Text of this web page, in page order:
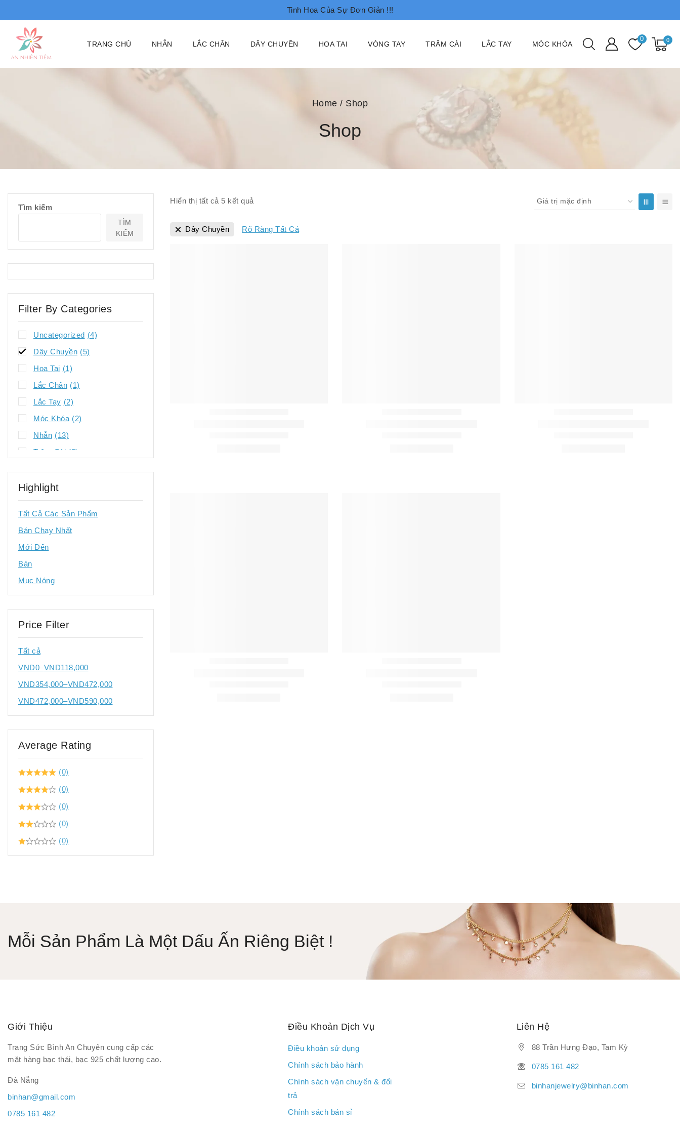
Tinh Hoa Của Sự Đơn Giản !!!
TRANG CHỦ NHẪN LẮC CHÂN DÂY CHUYỀN HOA TAI VÒNG TAY TRÂM CÀI LẮC TAY MÓC KHÓA
0 0
Home / Shop
Shop
Hiển thị tất cả 5 kết quả
Dây Chuyền Rõ Ràng Tất Cả
Tìm kiếm
TÌM
KIẾM
Filter By Categories
Uncategorized (4)
Dây Chuyền (5)
Hoa Tai (1)
Lắc Chân (1)
Lắc Tay (2)
Móc Khóa (2)
Nhẫn (13)
Trâm Cài (2)
Highlight
Tất Cả Các Sản Phẩm
Bán Chạy Nhất
Mới Đến
Bán
Mục Nóng
Price Filter
Tất cả
VND0–VND118,000
VND354,000–VND472,000
VND472,000–VND590,000
Average Rating
(0)
(0)
(0)
(0)
(0)
Mỗi Sản Phẩm Là Một Dấu Ấn Riêng Biệt !
Giới Thiệu
Trang Sức Bình An Chuyên cung cấp các
mặt hàng bạc thái, bạc 925 chất lượng cao.
Đà Nẵng
binhan@gmail.com
0785 161 482
Điều Khoản Dịch Vụ
Điều khoản sử dụng
Chính sách bảo hành
Chính sách vận chuyển & đổi
trả
Chính sách bán sỉ
Liên Hệ
88 Trần Hưng Đạo, Tam Kỳ
0785 161 482
binhanjewelry@binhan.com